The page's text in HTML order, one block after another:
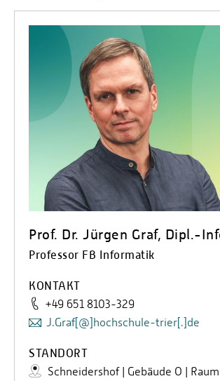
Prof. Dr. Jürgen Graf, Dipl.-
Professor FB Informatik
KONTAKT
+49 651 8103-329
J.Graf[@]hochschule-trier[.]de
STANDORT
Schneidershof | Gebäude O |